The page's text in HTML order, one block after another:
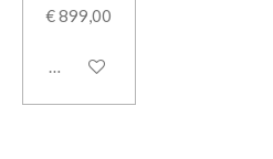
€ 899,00
Bekijk details